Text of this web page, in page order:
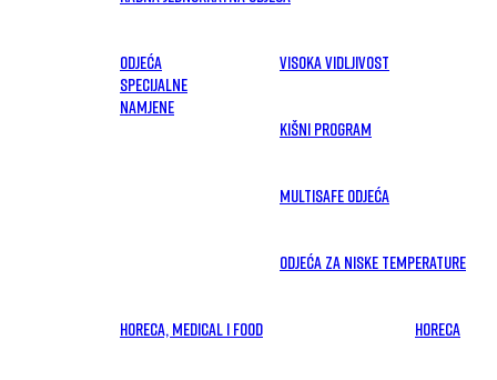
ODJEĆA
SPECIJALNE
NAMJENE
Visoka vidljivost
Kišni program
Multisafe odjeća
Odjeća za niske temperature
HORECA, MEDICAL I FOOD Horeca